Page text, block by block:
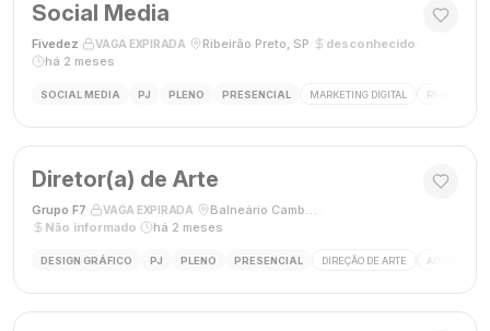
Social Media
Fivedez VAGA EXPIRADA Ribeirão Preto, SP desconhecido
há 2 meses
SOCIAL MEDIA PJ PLENO PRESENCIAL MARKETING DIGITAL REDES
Diretor(a) de Arte
Grupo F7 VAGA EXPIRADA Balneário Camboriú, SC, Brasil
Não informado
há 2 meses
DESIGN GRÁFICO PJ PLENO PRESENCIAL DIREÇÃO DE ARTE ADOBE